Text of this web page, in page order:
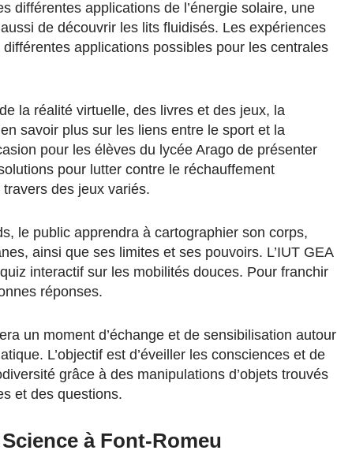
différentes applications de l’énergie solaire, une
de découvrir les lits fluidisés. Les expériences
applications possibles pour les centrales
la réalité virtuelle, des livres et des jeux, la
savoir plus sur les liens entre le sport et la
pour les élèves du lycée Arago de présenter
pour lutter contre le réchauffement
des jeux variés.
le public apprendra à cartographier son corps,
ainsi que ses limites et ses pouvoirs. L’IUT GEA
interactif sur les mobilités douces. Pour franchir
réponses.
un moment d’échange et de sensibilisation autour
L’objectif est d’éveiller les consciences et de
grâce à des manipulations d’objets trouvés
et des questions.
à Font-Romeu